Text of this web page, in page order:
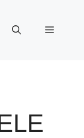
Menü